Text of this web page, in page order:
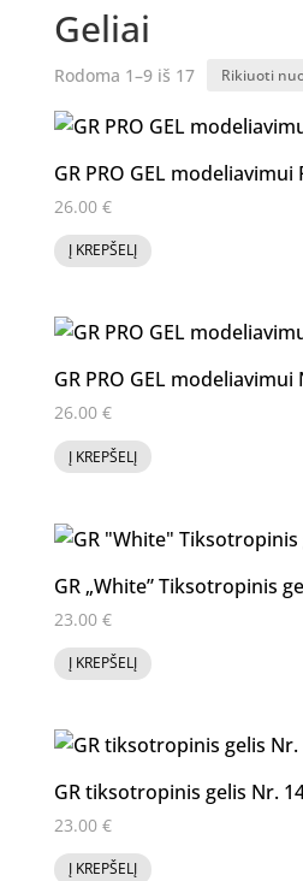
Geliai
Rodoma 1–9 iš 17Rūšiuojama
naujausią
GR PRO GEL modeliavimui
26.00 €
Į KREPŠELĮ
GR PRO GEL modeliavimui
26.00 €
Į KREPŠELĮ
GR „White” Tiksotropinis
23.00 €
Į KREPŠELĮ
GR tiksotropinis gelis Nr.
23.00 €
Į KREPŠELĮ